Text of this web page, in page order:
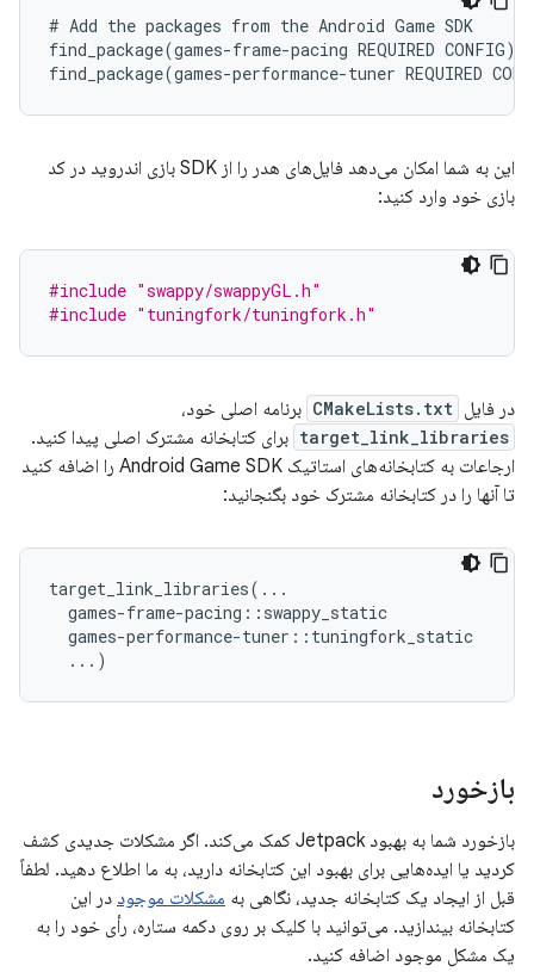
# Add the packages from the Android Game SDK
find_package(games-frame-pacing REQUIRED CONFIG)
این به شما امکان می‌دهد فایل‌های هدر را از SDK بازی اندروید در کد
بازی خود وارد کنید:
#include "swappy/swappyGL.h"
#include "tuningfork/tuningfork.h"
در فایل CMakeLists.txt برنامه اصلی خود،
target_link_libraries برای کتابخانه مشترک اصلی پیدا کنید.
ارجاعات به کتابخانه‌های استاتیک Android Game SDK را اضافه کنید
تا آنها را در کتابخانه مشترک خود بگنجانید:
target_link_libraries(...
  games-frame-pacing::swappy_static
  games-performance-tuner::tuningfork_static
بازخورد
بازخورد شما به بهبود Jetpack کمک می‌کند. اگر مشکلات جدیدی کشف
کردید یا ایده‌هایی برای بهبود این کتابخانه دارید، به ما اطلاع دهید. لطفاً
قبل از ایجاد یک کتابخانه جدید، نگاهی به مشکلات موجود در این
کتابخانه بیندازید. می‌توانید با کلیک بر روی دکمه ستاره، رأی خود را به
یک مشکل موجود اضافه کنید.